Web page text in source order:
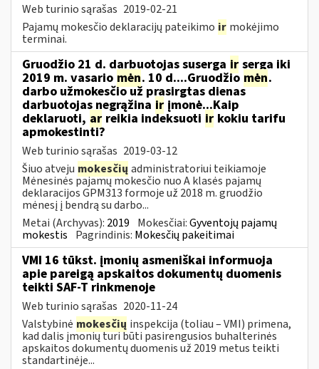
Web turinio sąrašas 2019-02-21
Pajamų mokesčio deklaracijų pateikimo ir mokėjimo
terminai.
Gruodžio 21 d. darbuotojas suserga ir serga iki
2019 m. vasario mėn. 10 d....Gruodžio mėn.
darbo užmokesčio už prasirgtas dienas
darbuotojas negrąžina ir įmonė...Kaip
deklaruoti, ar reikia indeksuoti ir kokiu tarifu
apmokestinti?
Web turinio sąrašas 2019-03-12
Šiuo atveju mokesčių administratoriui teikiamoje
Mėnesinės pajamų mokesčio nuo A klasės pajamų
deklaracijos GPM313 formoje už 2018 m. gruodžio
mėnesį į bendrą su darbo...
Metai (Archyvas): 2019 Mokesčiai:Gyventojų pajamų
mokestis Pagrindinis: Mokesčių pakeitimai
VMI 16 tūkst. įmonių asmeniškai informuoja
apie pareigą apskaitos dokumentų duomenis
teikti SAF-T rinkmenoje
Web turinio sąrašas 2020-11-24
Valstybinė mokesčių inspekcija (toliau – VMI) primena,
kad dalis įmonių turi būti pasirengusios buhalterinės
apskaitos dokumentų duomenis už 2019 metus teikti
standartinėje...